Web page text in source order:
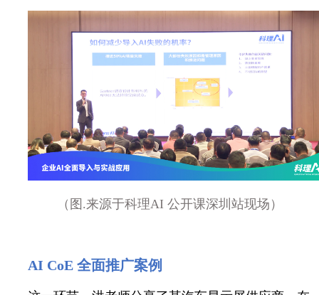
（图.来源于科理AI 公开课深圳站现场）
AI CoE 全面推广案例